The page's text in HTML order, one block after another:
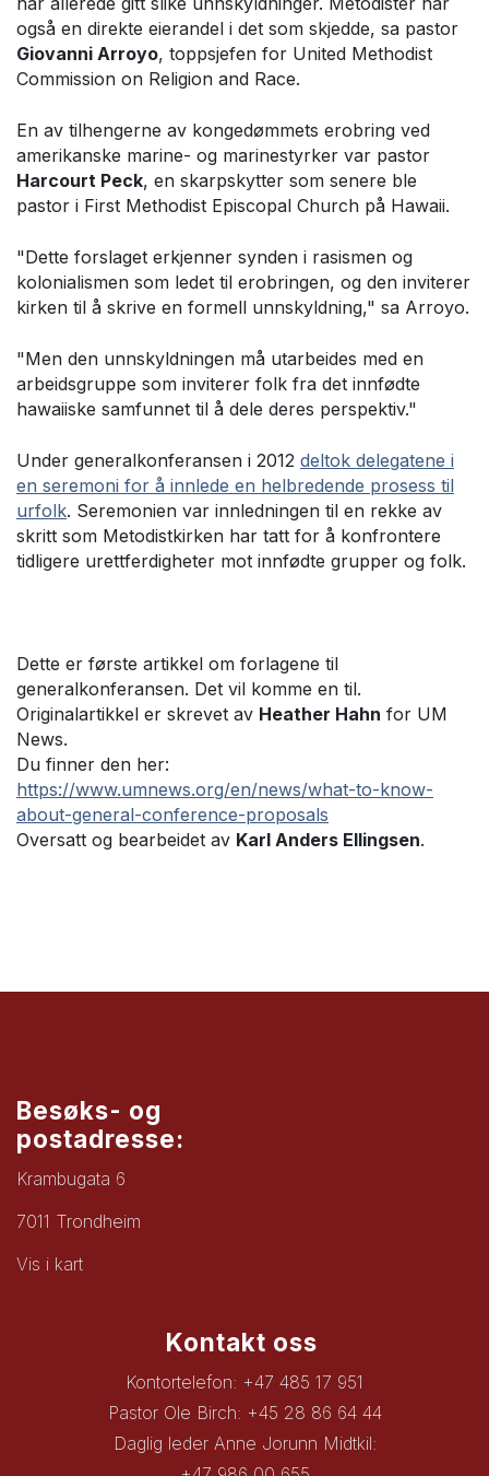
også en direkte eierandel i det som skjedde, sa pastor
Giovanni Arroyo, toppsjefen for United Methodist
Commission on Religion and Race.
En av tilhengerne av kongedømmets erobring ved
amerikanske marine- og marinestyrker var pastor
Harcourt Peck, en skarpskytter som senere ble
pastor i First Methodist Episcopal Church på Hawaii.
"Dette forslaget erkjenner synden i rasismen og
kolonialismen som ledet til erobringen, og den inviterer
kirken til å skrive en formell unnskyldning," sa Arroyo.
"Men den unnskyldningen må utarbeides med en
arbeidsgruppe som inviterer folk fra det innfødte
hawaiiske samfunnet til å dele deres perspektiv."
Under generalkonferansen i 2012 deltok delegatene i
en seremoni for å innlede en helbredende prosess til
urfolk. Seremonien var innledningen til en rekke av
skritt som Metodistkirken har tatt for å konfrontere
tidligere urettferdigheter mot innfødte grupper og folk.
Dette er første artikkel om forlagene til
generalkonferansen. Det vil komme en til.
Originalartikkel er skrevet av Heather Hahn for UM
News.
Du finner den her:
https://www.umnews.org/en/news/what-to-know-
about-general-conference-proposals
Oversatt og bearbeidet av Karl Anders Ellingsen.
Besøks- og
postadresse:
Krambugata 6
7011 Trondheim
Vis i kart
Kontakt oss
Kontortelefon: +47 485 17 951
Pastor Ole Birch: +45 28 86 64 44
Daglig leder Anne Jorunn Midtkil: